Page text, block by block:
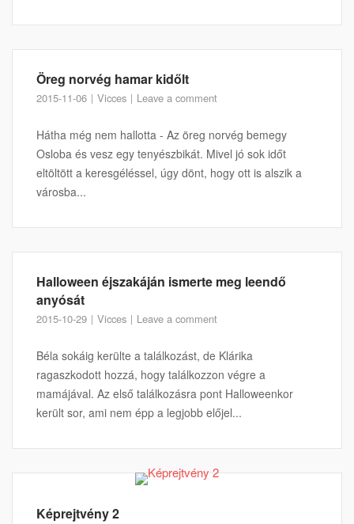
Öreg norvég hamar kidőlt
2015-11-06 Vicces Leave a comment
Hátha még nem hallotta - Az öreg norvég bemegy
Osloba és vesz egy tenyészbikát. Mivel jó sok időt
eltöltött a keresgéléssel, úgy dönt, hogy ott is alszik a
városba...
Halloween éjszakáján ismerte meg leendő
anyósát
2015-10-29 Vicces Leave a comment
Béla sokáig kerülte a találkozást, de Klárika
ragaszkodott hozzá, hogy találkozzon végre a
mamájával. Az első találkozásra pont Halloweenkor
került sor, ami nem épp a legjobb előjel...
Képrejtvény 2